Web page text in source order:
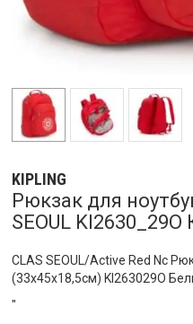
KIPLING
Рюкзак для
SEOUL
CLAS SEOUL/Active Red Nc
(33x45x18,5см) KI263029O
"